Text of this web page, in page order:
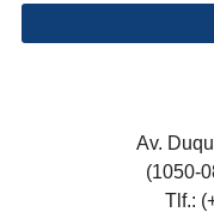
Av.
(1050-
Tlf.: